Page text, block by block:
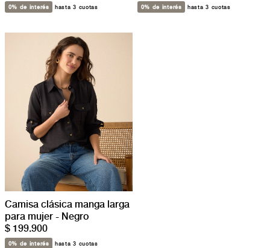
0% de interés hasta 3 cuotas 0% de interés hasta 3 cuotas
Camisa clásica manga larga
para mujer - Negro
$ 199.900
0% de interés hasta 3 cuotas